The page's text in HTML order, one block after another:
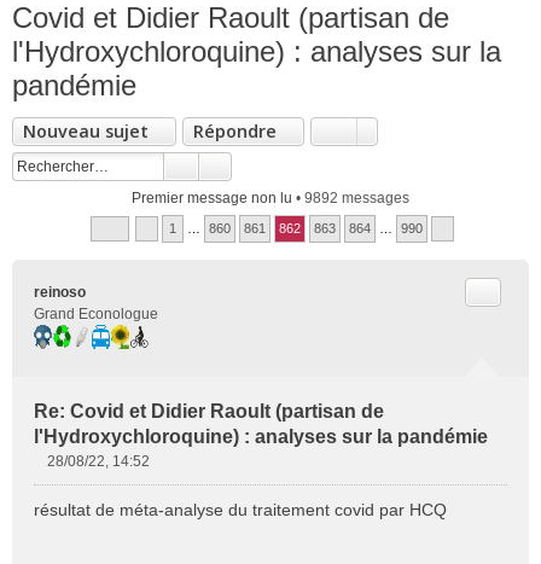
Covid et Didier Raoult (partisan de
l'Hydroxychloroquine) : analyses sur la
pandémie
Nouveau sujet Répondre
Premier message non lu • 9892 messages
1 860 861 862 863 864 990
reinoso
Grand Econologue
Re: Covid et Didier Raoult (partisan de
l'Hydroxychloroquine) : analyses sur la pandémie
s
28/08/22, 14:52
résultat de méta-analyse du traitement covid par HCQ